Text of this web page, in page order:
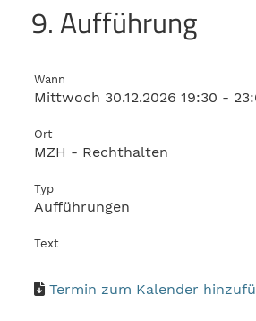
9. Aufführung
Wann
Mittwoch 30.12.2026 19:30 -
Ort
MZH - Rechthalten
Typ
Aufführungen
Text
Termin zum Kalender